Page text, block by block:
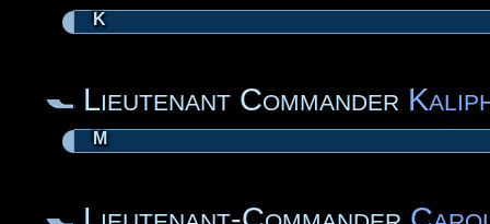
K
Lieutenant Commander
M